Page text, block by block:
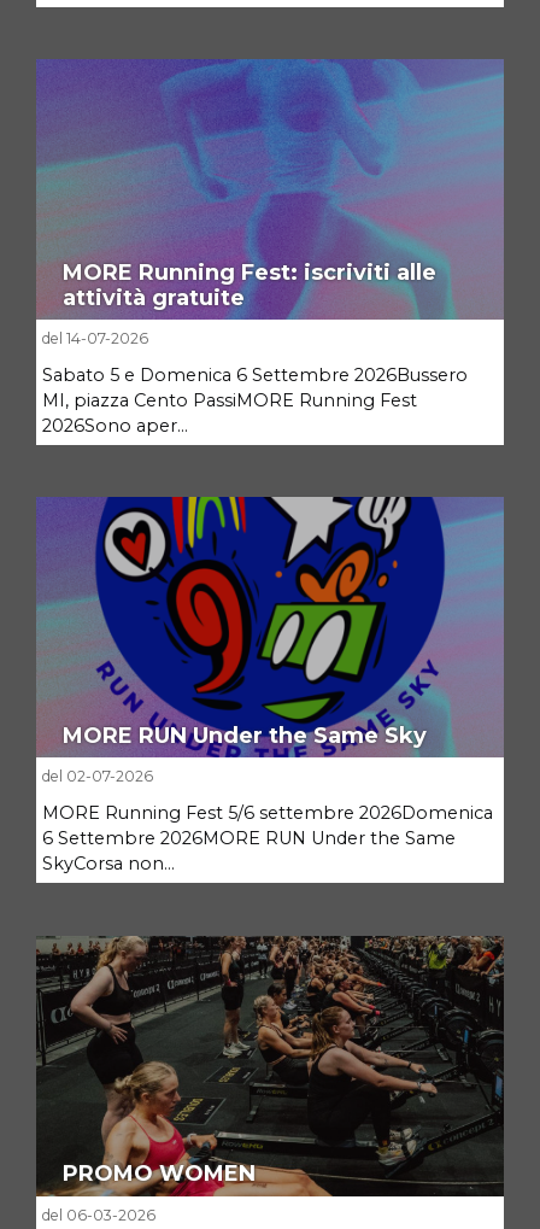
MORE Running Fest: iscriviti alle
attività gratuite
del 14-07-2026
Sabato 5 e Domenica 6 Settembre 2026Bussero
MI, piazza Cento PassiMORE Running Fest
2026Sono aper...
MORE RUN Under the Same Sky
del 02-07-2026
MORE Running Fest 5/6 settembre 2026Domenica
6 Settembre 2026MORE RUN Under the Same
SkyCorsa non...
PROMO WOMEN
del 06-03-2026